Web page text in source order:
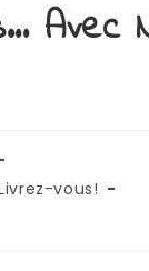
Avec
vous!